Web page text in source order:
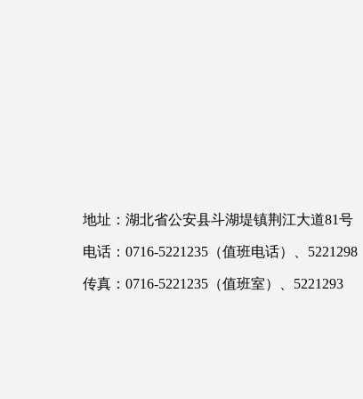
地址：湖北省公安县斗湖堤镇荆江大道81号
电话：0716-5221235（值班电话）、5221298
传真：0716-5221235（值班室）、5221293